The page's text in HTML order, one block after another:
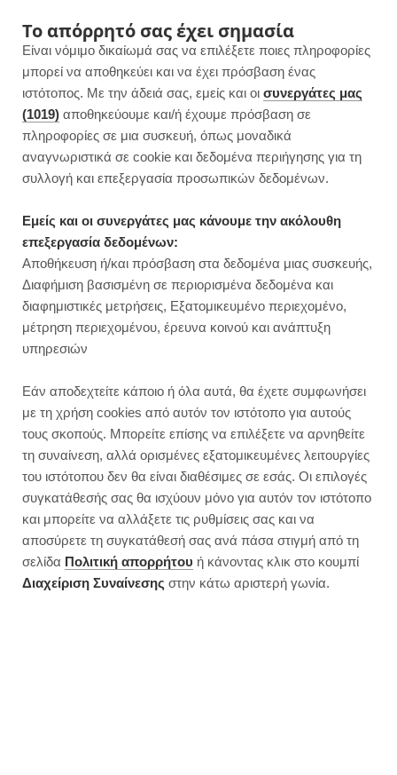
a
c
e
b
o
k
n
s
t
a
a
m
i
n
t
e
s
t
o
u
T
u
TAG
ΨΩΜΊ ΧΩΡΊΣ ΑΛΕΎΡΙ
Ψωμάκια βρώμης του 5λεπτου | 3
υλικά
Το απόρρητό σας έχει σημασία
Είναι νόμιμο δικαίωμά σας να επιλέξετε ποιες πληροφορίες
μπορεί να αποθηκεύει και να έχει πρόσβαση ένας
ιστότοπος. Με την άδειά σας, εμείς και οι συνεργάτες μας
(1019) αποθηκεύουμε και/ή έχουμε πρόσβαση σε
πληροφορίες σε μια συσκευή, όπως μοναδικά
αναγνωριστικά σε cookie και δεδομένα περιήγησης για τη
συλλογή και επεξεργασία προσωπικών δεδομένων.
Εμείς και οι συνεργάτες μας κάνουμε την ακόλουθη
επεξεργασία δεδομένων:
Αποθήκευση ή/και πρόσβαση στα δεδομένα μιας συσκευής,
Διαφήμιση βασισμένη σε περιορισμένα δεδομένα και
διαφημιστικές μετρήσεις, Εξατομικευμένο περιεχομένο,
μέτρηση περιεχομένου, έρευνα κοινού και ανάπτυξη
υπηρεσιών
Εάν αποδεχτείτε κάποιο ή όλα αυτά, θα έχετε συμφωνήσει
με τη χρήση cookies από αυτόν τον ιστότοπο για αυτούς
τους σκοπούς. Μπορείτε επίσης να επιλέξετε να αρνηθείτε
τη συναίνεση, αλλά ορισμένες εξατομικευμένες λειτουργίες
του ιστότοπου δεν θα είναι διαθέσιμες σε εσάς. Οι επιλογές
συγκατάθεσής σας θα ισχύουν μόνο για αυτόν τον ιστότοπο
και μπορείτε να αλλάξετε τις ρυθμίσεις σας και να
αποσύρετε τη συγκατάθεσή σας ανά πάσα στιγμή από τη
σελίδα Πολιτική απορρήτου ή κάνοντας κλικ στο κουμπί
Διαχείριση Συναίνεσης στην κάτω αριστερή γωνία.